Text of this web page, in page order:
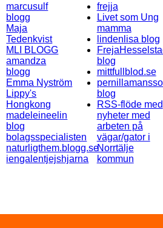
marcusulf
blogg
Maja
Tedenkvist
MLI BLOGG
amandza
blogg
Emma Nyström
Lippy's
Hongkong
madeleineelin
blog
bolagsspecialisten
naturligthem.blogg.se
iengalentjejshjarna
frejja
Livet som Ung
mamma
lindenlisa blog
blog
mittfullblod.se
blog
RSS-flöde med
nyheter med
arbeten på
vägar/gator i
Norrtälje
kommun